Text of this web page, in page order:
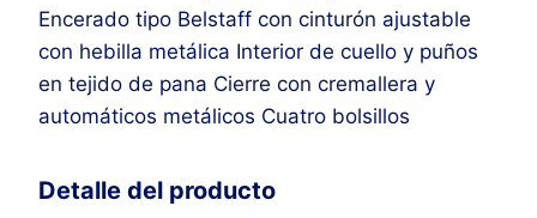
Belfast
Negro
cantidad
Encerado tipo Belstaff con cinturón ajustable
con hebilla metálica Interior de cuello y puños
en tejido de pana Cierre con cremallera y
automáticos metálicos Cuatro bolsillos
Detalle del producto